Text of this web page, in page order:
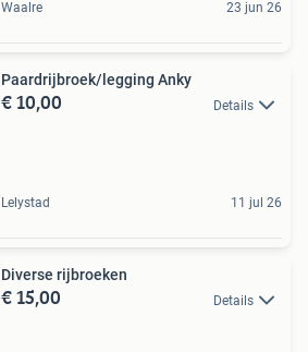
Waalre 23 jun 26
Paardrijbroek/legging Anky
€ 10,00 Details
Lelystad 11 jul 26
Diverse rijbroeken
€ 15,00 Details